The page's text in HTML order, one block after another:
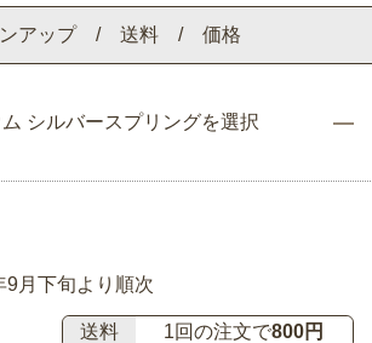
ンアップ / 送料 / 価格
シルバースプリングを選択
月下旬より順次
送料 1回の注文で800円